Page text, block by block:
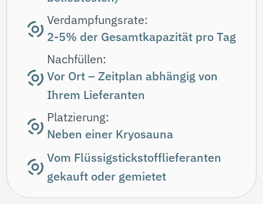
Werden mit einer Kryosauna
geliefert (2×35 L als Standardset;
2×50 L optional)
Druckbehälter
Geeignet für:offene Kryosaunen,
begehbare Kältekammern
Für größere Stickstoffmengen konzipiert,
eignen sich Druckbehälter für Betriebe mit